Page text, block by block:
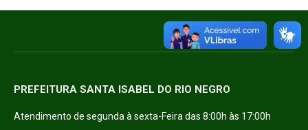
PREFEITURA SANTA ISABEL DO RIO NEGRO
Atendimento de segunda à sexta-Feira das 8:00h às 17:00h